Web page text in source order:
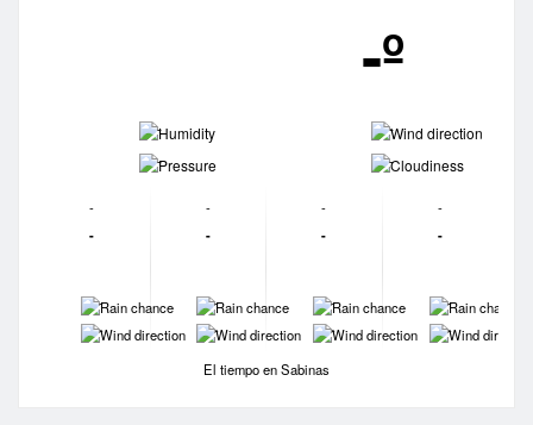
-º
-
-
-
-
-
-
-
-
-
-
-
-
-
-
-
-
-
-
-
-
El tiempo en Sabinas